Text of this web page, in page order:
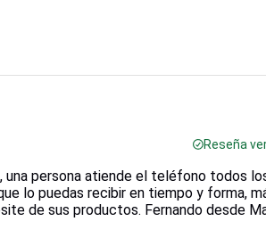
Reseña
una persona atiende el teléfono todos
lo puedas recibir en tiempo y forma,
de sus productos. Fernando desde